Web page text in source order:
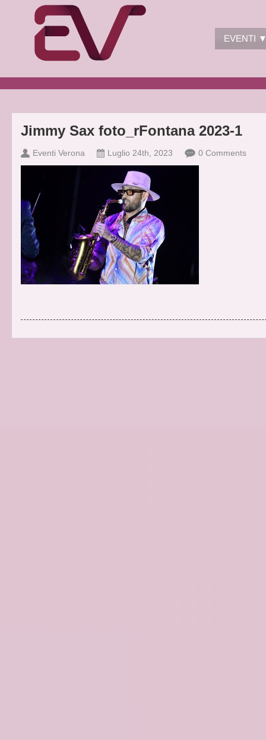
EVENTI
Jimmy Sax foto_rFontana 2023-1
Eventi Verona Luglio 24th, 2023 0 Comments